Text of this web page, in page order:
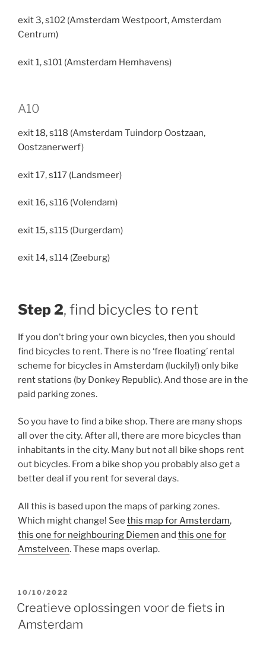
exit 3, s102 (Amsterdam Westpoort, Amsterdam
Centrum)
exit 1, s101 (Amsterdam Hemhavens)
A10
exit 18, s118 (Amsterdam Tuindorp Oostzaan,
Oostzanerwerf)
exit 17, s117 (Landsmeer)
exit 16, s116 (Volendam)
exit 15, s115 (Durgerdam)
exit 14, s114 (Zeeburg)
Step 2, find bicycles to rent
If you don’t bring your own bicycles, then you should
find bicycles to rent. There is no ‘free floating’ rental
scheme for bicycles in Amsterdam (luckily!) only bike
rent stations (by Donkey Republic). And those are in the
paid parking zones.
So you have to find a bike shop. There are many shops
all over the city. After all, there are more bicycles than
inhabitants in the city. Many but not all bike shops rent
out bicycles. From a bike shop you probably also get a
better deal if you rent for several days.
All this is based upon the maps of parking zones.
Which might change! See this map for Amsterdam,
this one for neighbouring Diemen and this one for
Amstelveen. These maps overlap.
GEPLAATST
OP
10/10/2022
Creatieve oplossingen voor de fiets in
Amsterdam